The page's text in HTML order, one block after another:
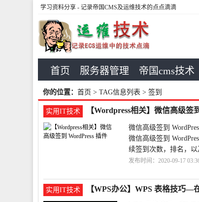
学习资料分享 - 记录帝国CMS及运维技术的点点滴滴
首页 服务器管理 帝国cms技术
你的位置： 首页 > TAG信息列表 > 签到
实用IT技术 【Wordpress相关】微信高级签
微信高级签到
微信高级签到
续签到次数，排名，以
发布时间：2020-09-17
实用IT技术 【WPS办公】WPS 表格技巧—